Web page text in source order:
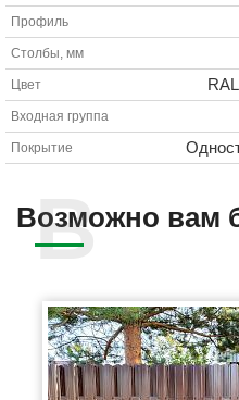
Профиль
Столбы, мм
Цвет
Входная группа
Покрытие
Возможно вам